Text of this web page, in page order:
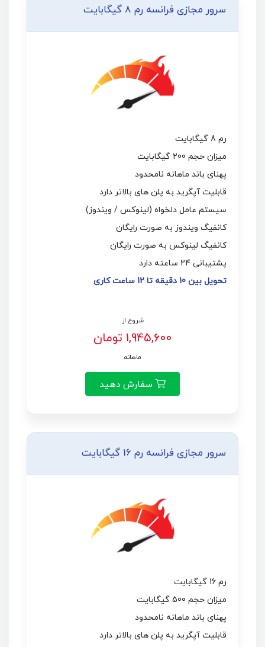
سرور مجازی فرانسه رم 8 گیگابایت
رم 8 گیگابایت
میزان حجم 200 گیگابایت
پهنای باند ماهانه نامحدود
قابلیت آپگرید به پلن های بالاتر دارد
سیستم عامل دلخواه (لینوکس / ویندوز)
کانفیگ ویندوز به صورت رایگان
کانفیگ لینوکس به صورت رایگان
پشتیبانی 24 ساعته دارد
تحویل بین 10 دقیقه تا 12 ساعت کاری
شروع از
1,945,600 تومان
ماهانه
سفارش دهید
سرور مجازی فرانسه رم 16 گیگابایت
رم 16 گیگابایت
میزان حجم 500 گیگابایت
پهنای باند ماهانه نامحدود
قابلیت آپگرید به پلن های بالاتر دارد